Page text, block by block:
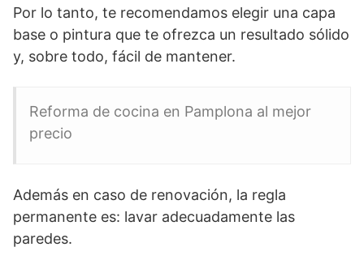
Por lo tanto, te recomendamos elegir una capa
base o pintura que te ofrezca un resultado sólido
y, sobre todo, fácil de mantener.
Reforma de cocina en Pamplona al mejor
precio
Además en caso de renovación, la regla
permanente es: lavar adecuadamente las
paredes.